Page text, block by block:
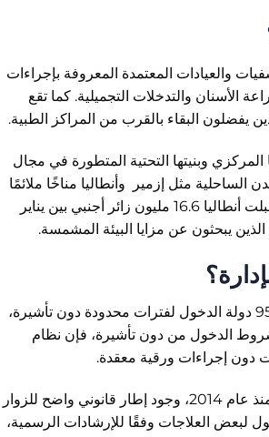
والعيادات المعتمدة المعروفة بإجراءات
الأسنان والتدخلات التجميلية. كما تقع
يفضلون البقاء بالقرب من المراكز الطبية.
وبنيتها التحتية المتطورة في مجال
الساحلية مثل إزمير وأنطاليا مناخًا ملائمًا
للمرضى الذين يجمعون بين العلاج وفترة النقاهة مع عطلة للاسترخاء. وقد استقبلت أنطاليا 16.6 مليون زائر أجنبي بين يناير
غالبًا ما يبدأ السفر إلى تركيا بالتحقق من متطلبات التأشيرة. إذ يمكن لمواطني 95 دولة الدخول لفترات محدودة دون تأشيرة،
لمن لا يستوفون شروط الدخول من دون تأشيرة، فإن نظام
وبمجرد الوصول إلى تركيا، يضمن قانون الأجانب والحماية الدولية، المعمول به منذ عام 2014، وجود إطار قانوني واضح للزوار
لبعض العلاجات وفقًا للإرشادات الرسمية،